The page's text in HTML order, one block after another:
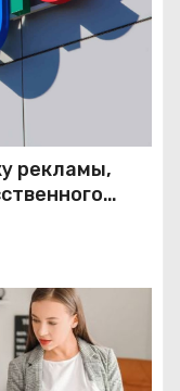
рекламы,